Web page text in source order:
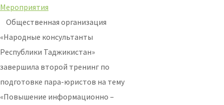
Мероприятия
Общественная организация
«Народные консультанты
Республики Таджикистан»
завершила второй тренинг по
подготовке пара-юристов на тему
«Повышение информационно –